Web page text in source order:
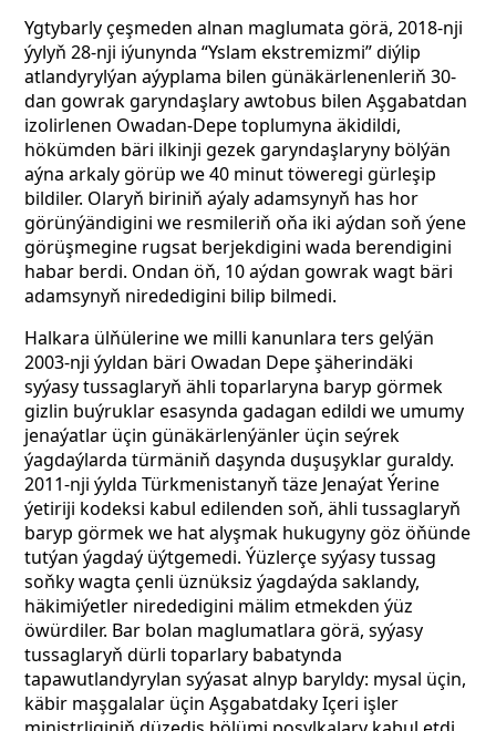
Ygtybarly çeşmeden alnan maglumata görä, 2018-nji
ýylyň 28-nji iýunynda “Yslam ekstremizmi” diýlip
atlandyrylýan aýyplama bilen günäkärlenenleriň 30-
dan gowrak garyndaşlary awtobus bilen Aşgabatdan
izolirlenen Owadan-Depe toplumyna äkidildi,
hökümden bäri ilkinji gezek garyndaşlaryny bölýän
aýna arkaly görüp we 40 minut töweregi gürleşip
bildiler. Olaryň biriniň aýaly adamsynyň has hor
görünýändigini we resmileriň oňa iki aýdan soň ýene
görüşmegine rugsat berjekdigini wada berendigini
habar berdi. Ondan öň, 10 aýdan gowrak wagt bäri
adamsynyň nirededigini bilip bilmedi.
Halkara ülňülerine we milli kanunlara ters gelýän
2003-nji ýyldan bäri Owadan Depe şäherindäki
syýasy tussaglaryň ähli toparlaryna baryp görmek
gizlin buýruklar esasynda gadagan edildi we umumy
jenaýatlar üçin günäkärlenýänler üçin seýrek
ýagdaýlarda türmäniň daşynda duşuşyklar guraldy.
2011-nji ýylda Türkmenistanyň täze Jenaýat Ýerine
ýetiriji kodeksi kabul edilenden soň, ähli tussaglaryň
baryp görmek we hat alyşmak hukugyny göz öňünde
tutýan ýagdaý üýtgemedi. Ýüzlerçe syýasy tussag
soňky wagta çenli üznüksiz ýagdaýda saklandy,
häkimiýetler nirededigini mälim etmekden ýüz
öwürdiler. Bar bolan maglumatlara görä, syýasy
tussaglaryň dürli toparlary babatynda
tapawutlandyrylan syýasat alnyp baryldy: mysal üçin,
käbir maşgalalar üçin Aşgabatdaky Içeri işler